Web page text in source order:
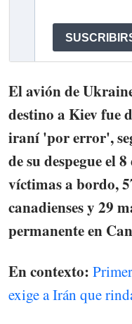
El avión de
destino a Kiev fue
iraní 'por error',
de su despegue el
víctimas a bordo,
canadienses y 29
permanente en
En contexto:
exige a Irán que